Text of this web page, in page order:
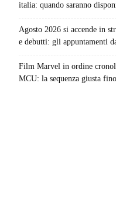
italia: quando saranno
Agosto 2026 si accende in
e debutti: gli appuntamenti
Film Marvel in ordine
MCU: la sequenza giusta